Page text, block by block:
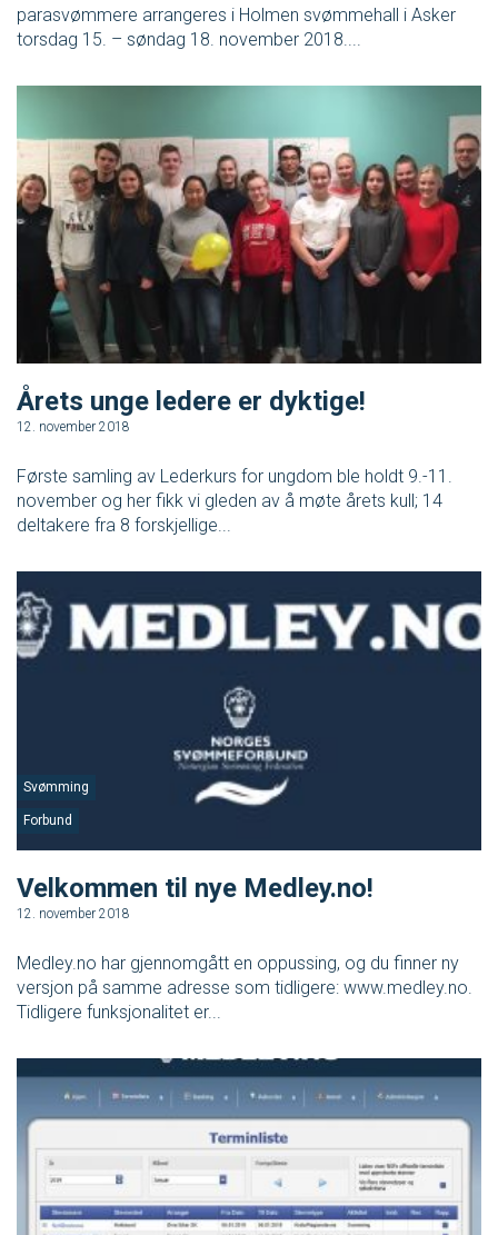
parasvømmere arrangeres i Holmen svømmehall i Asker
torsdag 15. – søndag 18. november 2018....
Årets unge ledere er dyktige!
12. november 2018
Første samling av Lederkurs for ungdom ble holdt 9.-11.
november og her fikk vi gleden av å møte årets kull; 14
deltakere fra 8 forskjellige...
Forbund
Svømming
Velkommen til nye Medley.no!
12. november 2018
Medley.no har gjennomgått en oppussing, og du finner ny
versjon på samme adresse som tidligere: www.medley.no.
Tidligere funksjonalitet er...